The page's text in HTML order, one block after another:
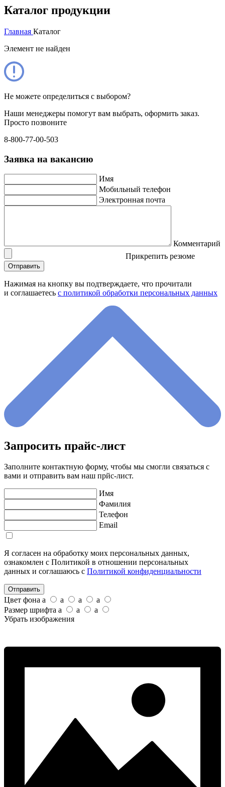
Каталог продукции
Главная Каталог
Элемент не найден
Не можете определиться с выбором?
Наши менеджеры помогут вам выбрать, оформить заказ.
Просто позвоните
8-800-77-00-503
Заявка на вакансию
Имя
Мобильный телефон
Электронная почта
Комментарий
Прикрепить резюме
Нажимая на кнопку вы подтверждаете, что прочитали
и соглашаетесь с политикой обработки персональных данных
Запросить прайс-лист
Заполните контактную форму, чтобы мы смогли связаться с
вами и отправить вам наш прйс-лист.
Имя
Фамилия
Телефон
Email
Я согласен на обработку моих персональных данных,
ознакомлен с Политикой в отношении персональных
данных и соглашаюсь с Политикой конфиденциальности
Отправить
Цвет фона a a a
a
Размер шрифта a a
a
Убрать изображения